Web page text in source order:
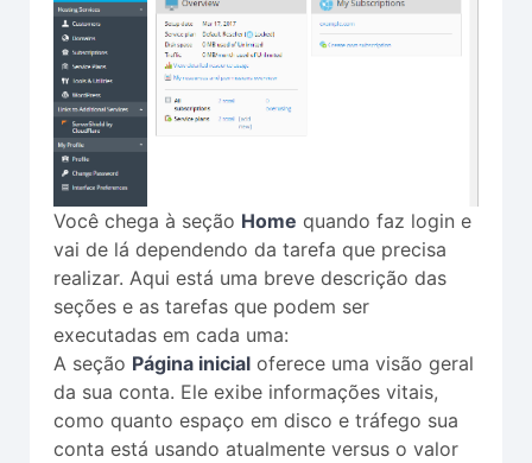
Você chega à seção Home quando faz login e
vai de lá dependendo da tarefa que precisa
realizar. Aqui está uma breve descrição das
seções e as tarefas que podem ser
executadas em cada uma:
A seção Página inicial oferece uma visão geral
da sua conta. Ele exibe informações vitais,
como quanto espaço em disco e tráfego sua
conta está usando atualmente versus o valor